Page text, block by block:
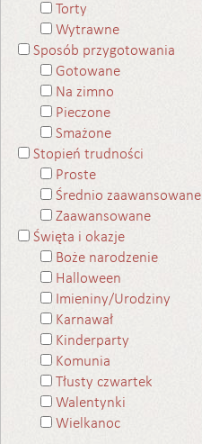
Torty
Wytrawne
Sposób przygotowania
Gotowane
Na zimno
Pieczone
Smażone
Stopień trudności
Proste
Średnio zaawansowane
Zaawansowane
Święta i okazje
Boże narodzenie
Halloween
Imieniny/Urodziny
Karnawał
Kinderparty
Komunia
Tłusty czwartek
Walentynki
Wielkanoc